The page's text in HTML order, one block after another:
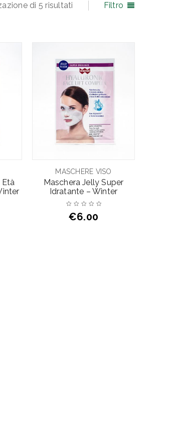
Filtro
di 5 risultati
Età
MASCHERE VISO
Maschera Jelly Super
Idratante – Winter
€6.00